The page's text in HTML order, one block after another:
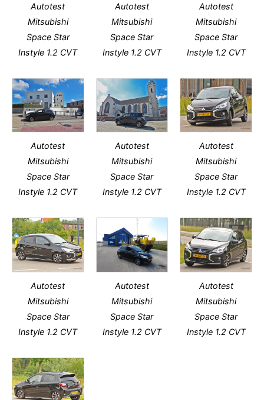
Autotest
Mitsubishi
Space Star
Instyle 1.2 CVT
Autotest
Mitsubishi
Space Star
Instyle 1.2 CVT
Autotest
Mitsubishi
Space Star
Instyle 1.2 CVT
Autotest
Mitsubishi
Space Star
Instyle 1.2 CVT
Autotest
Mitsubishi
Space Star
Instyle 1.2 CVT
Autotest
Mitsubishi
Space Star
Instyle 1.2 CVT
Autotest
Mitsubishi
Space Star
Instyle 1.2 CVT
Autotest
Mitsubishi
Space Star
Instyle 1.2 CVT
Autotest
Mitsubishi
Space Star
Instyle 1.2 CVT